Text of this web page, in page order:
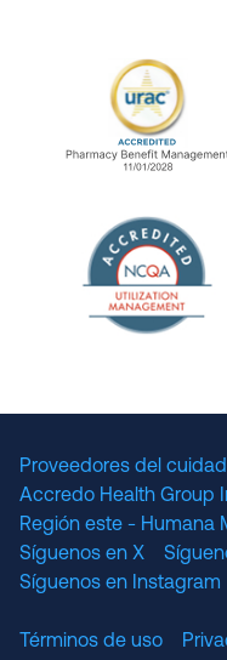
URAC
Proveedores del
Accredo Health Group
Región este - Humana
Síguenos en X
Síguenos en Instagram
Términos de uso